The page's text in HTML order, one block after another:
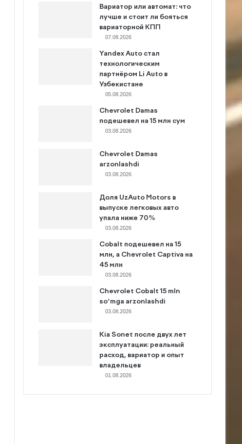
Вариатор или автомат: что
лучше и стоит ли бояться
вариаторной КПП
07.08.2026
Yandex Auto стал
технологическим
партнёром Li Auto в
Узбекистане
05.08.2026
Chevrolet Damas
подешевел на 15 млн сум
03.08.2026
Chevrolet Damas
arzonlashdi
03.08.2026
Доля UzAuto Motors в
выпуске легковых авто
упала ниже 70%
03.08.2026
Cobalt подешевел на 15
млн, а Chevrolet Captiva на
45 млн
03.08.2026
Chevrolet Cobalt 15 mln
so‘mga arzonlashdi
03.08.2026
Kia Sonet после двух лет
эксплуатации: реальный
расход, вариатор и опыт
владельцев
01.08.2026